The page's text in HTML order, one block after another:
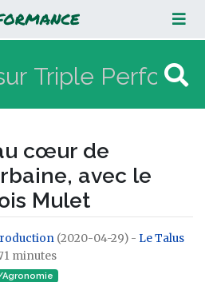
cœur de
avec le Talus
cœur de
avec le
Mulet
(2020-04-29) - Le Talus
minutes